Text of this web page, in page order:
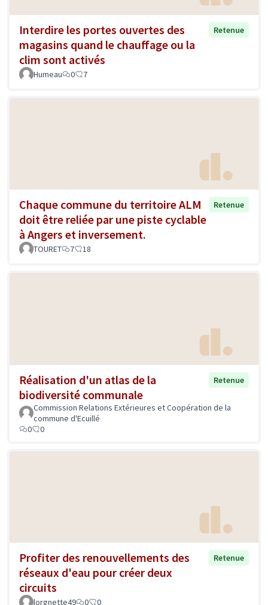
Interdire les portes ouvertes des
magasins quand le chauffage ou la
clim sont activés
Retenue
Humeau 0 7
Chaque commune du territoire ALM
doit être reliée par une piste cyclable
à Angers et inversement.
Retenue
TOURET 7 18
Réalisation d'un atlas de la
biodiversité communale
Retenue
Commission Relations Extérieures et Coopération de la
commune d'Ecuillé
0
0
Profiter des renouvellements des
réseaux d'eau pour créer deux
circuits
Retenue
lorgnette49 0 0